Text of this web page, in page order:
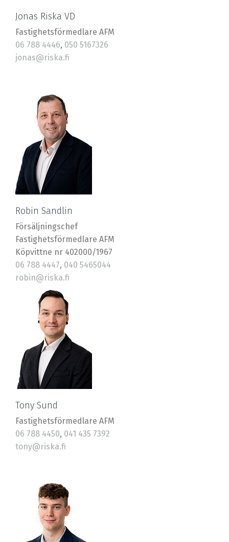
Jonas Riska VD
Fastighetsförmedlare AFM
06 788 4446, 050 5167326
jonas@riska.fi
Robin Sandlin
Försäljningschef
Fastighetsförmedlare AFM
Köpvittne nr 402000/1967
06 788 4447, 040 5465044
robin@riska.fi
Tony Sund
Fastighetsförmedlare AFM
06 788 4450, 041 435 7392
tony@riska.fi